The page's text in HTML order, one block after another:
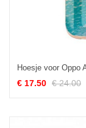
Hoesje voor Oppo
€ 17.50 € 24.00